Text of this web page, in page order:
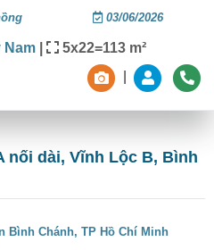
03/06/2026
Nam | 5x22=113 m²
nối dài, Vĩnh Lộc B, Bình
Bình Chánh,TP Hồ Chí Minh